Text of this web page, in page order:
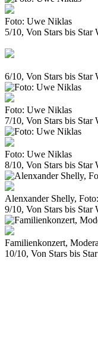
Foto: Uwe Niklas
5/10, Von Stars bis
6/10, Von Stars bis
Foto: Uwe Niklas
7/10, Von Stars bis
Foto: Uwe Niklas
8/10, Von Stars bis
Alenxander Shelly,
9/10, Von Stars bis
Familienkonzert,
10/10, Von Stars bis